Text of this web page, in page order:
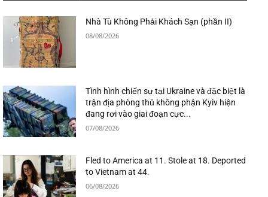
Nhà Tù Không Phải Khách Sạn (phần II)
08/08/2026
Tình hình chiến sự tại Ukraine và đặc biệt là
trận địa phòng thủ không phận Kyiv hiện
đang rơi vào giai đoạn cực...
07/08/2026
Fled to America at 11. Stole at 18. Deported
to Vietnam at 44.
06/08/2026